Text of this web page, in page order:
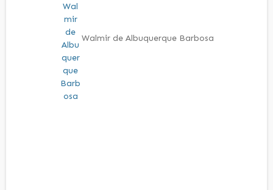
Walmir de Albuquerque Barbosa